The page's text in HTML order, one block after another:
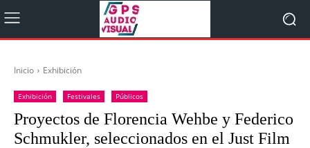
Inicio Exhibición
Exhibición Festivales Públicos
Proyectos de Florencia Wehbe y Federico
Schmukler, seleccionados en el Just Film